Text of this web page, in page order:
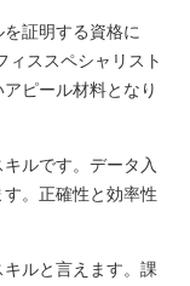
証明する資格に
ィススペシャリスト
ピール材料となり
ルです。データ入
。正確性と効率性
ルと言えます。課